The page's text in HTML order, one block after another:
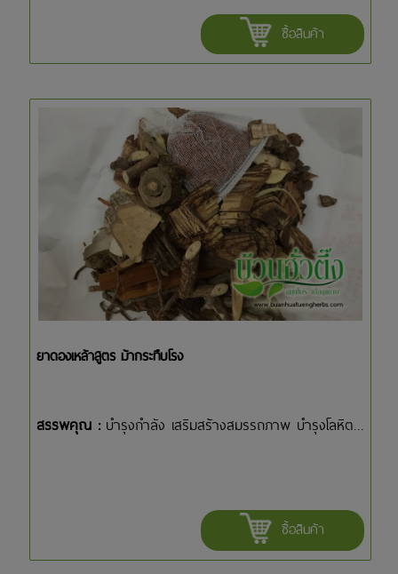
ซื้อสินค้า
ยาดองเหล้าสูตร ม้ากระทืบโรง
สรรพคุณ : บำรุงกำลัง เสริมสร้างสมรรถภาพ บำรุงโลหิต...
ซื้อสินค้า